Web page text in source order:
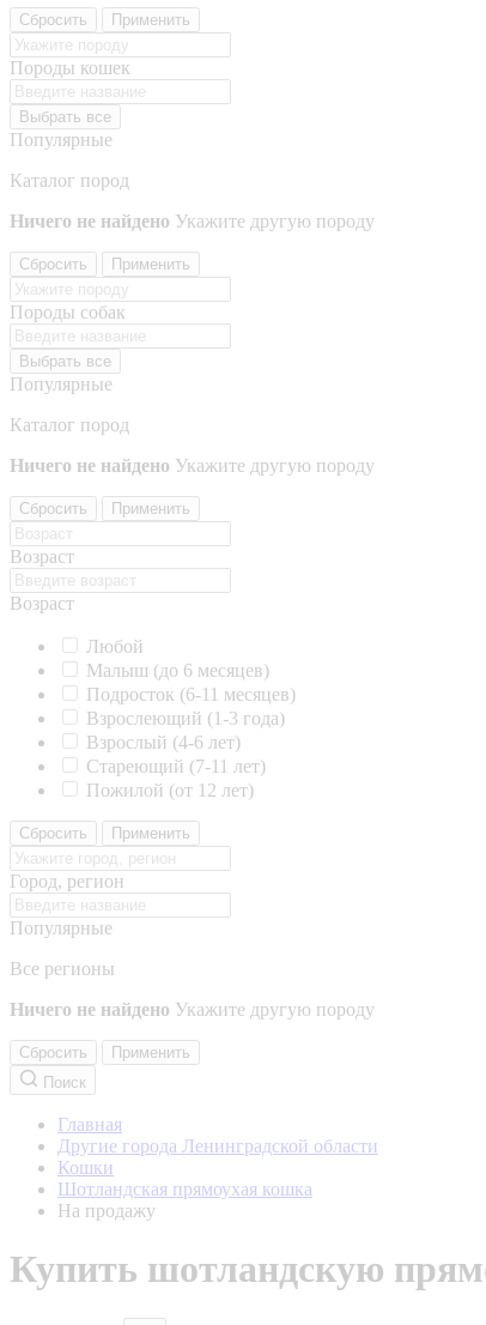
Сбросить Применить
Породы кошек
Выбрать все
Популярные
Каталог пород
Ничего не найдено Укажите другую породу
Сбросить Применить
Породы собак
Выбрать все
Популярные
Каталог пород
Ничего не найдено Укажите другую породу
Сбросить Применить
Возраст
Возраст
Любой
Малыш (до 6 месяцев)
Подросток (6-11 месяцев)
Взрослеющий (1-3 года)
Взрослый (4-6 лет)
Стареющий (7-11 лет)
Пожилой (от 12 лет)
Сбросить Применить
Город, регион
Популярные
Все регионы
Ничего не найдено Укажите другую породу
Сбросить
Применить
Поиск
Главная
Другие города Ленинградской области
Кошки
Шотландская прямоухая кошка
На продажу
Купить шотландскую